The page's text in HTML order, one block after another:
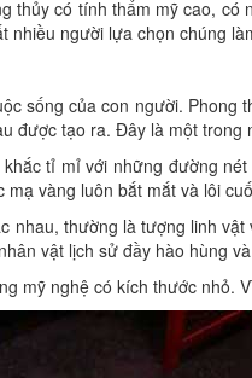
thủy có tính thẩm mỹ cao,
người lựa chọn chúng
sống của con người.
được tạo ra. Đây là một
tỉ mỉ với những đường
vàng luôn bắt mắt và lôi
nhau, thường là tượng linh
vật lịch sử đầy hào hùng
mỹ nghệ có kích thước